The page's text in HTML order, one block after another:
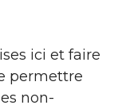
ici et faire
permettre
non-